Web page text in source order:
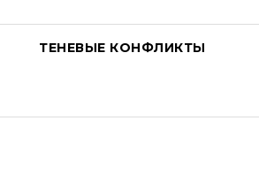
ТЕНЕВЫЕ КОНФЛИКТЫ